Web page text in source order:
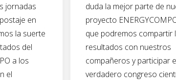
jornadas
en
la suerte
del
a los
el
duda la mejor parte de
proyecto
que podremos compartir
resultados con nuestros
compañeros y participar
verdadero congreso